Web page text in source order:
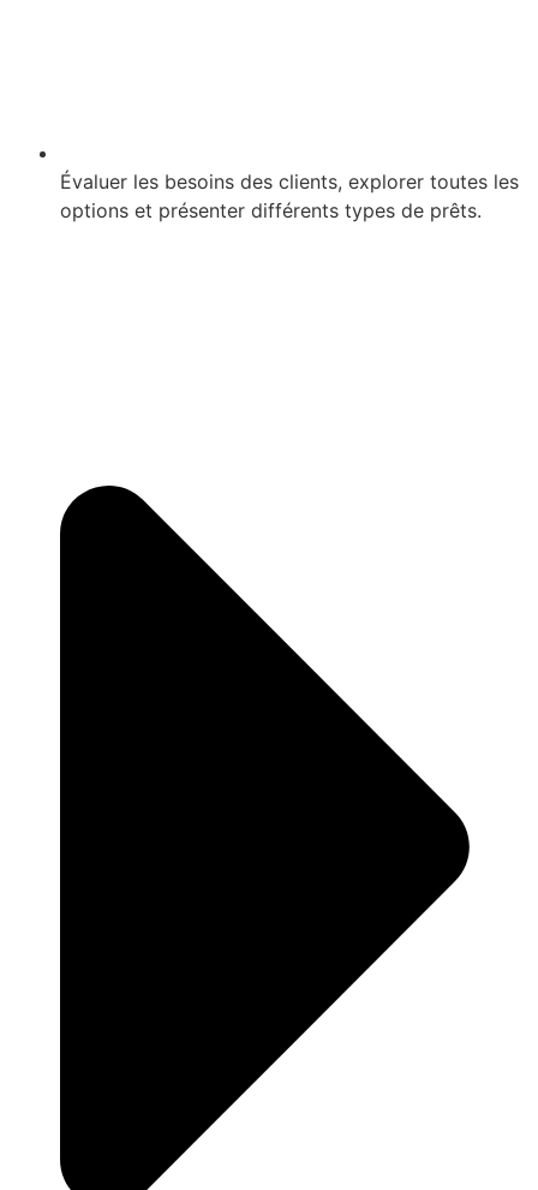
Évaluer les besoins des clients, explorer toutes les
options et présenter différents types de prêts.